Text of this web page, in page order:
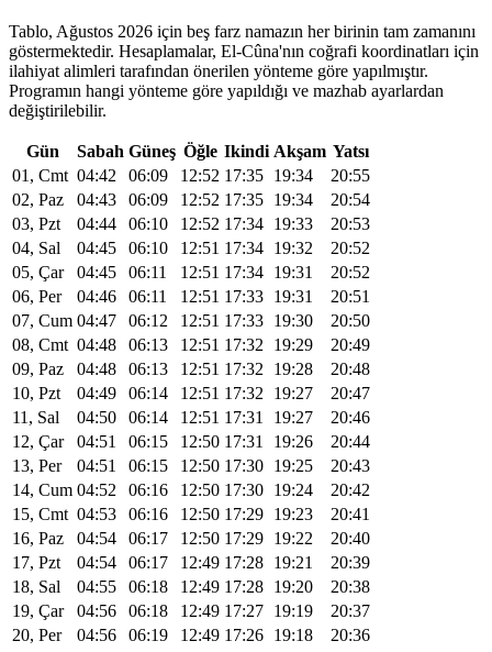
Tablo, Ağustos 2026 için beş farz namazın her birinin tam zamanını
göstermektedir. Hesaplamalar, El-Cûna'nın coğrafi koordinatları için
ilahiyat alimleri tarafından önerilen yönteme göre yapılmıştır.
Programın hangi yönteme göre yapıldığı ve mazhab ayarlardan
değiştirilebilir.
Gün Sabah Güneş Öğle Ikindi Akşam Yatsı
01, Cmt 04:42 06:09 12:52 17:35 19:34
20:55
02, Paz
04:43 06:09 12:52 17:35 19:34
20:54
03, Pzt
04:44 06:10 12:52 17:34 19:33
20:53
04, Sal
04:45 06:10 12:51 17:34 19:32
20:52
05, Çar
04:45 06:11 12:51 17:34 19:31
20:52
06, Per
04:46 06:11 12:51 17:33 19:31
20:51
07, Cum 04:47 06:12 12:51 17:33 19:30
20:50
08, Cmt 04:48 06:13 12:51 17:32 19:29
20:49
09, Paz
04:48 06:13 12:51 17:32 19:28
20:48
10, Pzt
04:49 06:14 12:51 17:32 19:27
20:47
11, Sal
04:50 06:14 12:51 17:31 19:27
20:46
12, Çar
04:51 06:15 12:50 17:31 19:26
20:44
13, Per
04:51 06:15 12:50 17:30 19:25
20:43
14, Cum 04:52 06:16 12:50 17:30 19:24
20:42
15, Cmt 04:53 06:16 12:50 17:29 19:23
20:41
16, Paz
04:54 06:17 12:50 17:29 19:22
20:40
17, Pzt
04:54 06:17 12:49 17:28 19:21
20:39
18, Sal
04:55 06:18 12:49 17:28 19:20
20:38
19, Çar
04:56 06:18 12:49 17:27 19:19
20:37
20, Per
04:56 06:19 12:49 17:26 19:18
20:36